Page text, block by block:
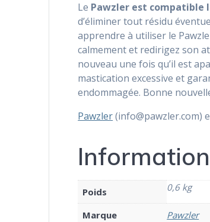
Le Pawzler est compatible
d’éliminer tout résidu
apprendre à utiliser le
calmement et redirigez son
nouveau une fois qu’il est
mastication excessive et
endommagée. Bonne
Pawzler(info@pawzler.com)
Poids 0,6 kg
Marque Pawzler